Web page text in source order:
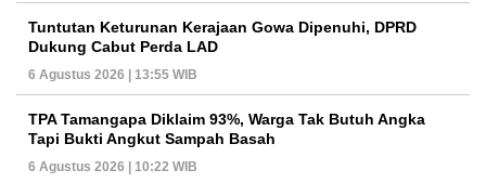
Tuntutan Keturunan Kerajaan Gowa Dipenuhi, DPRD
Dukung Cabut Perda LAD
6 Agustus 2026 | 13:55 WIB
TPA Tamangapa Diklaim 93%, Warga Tak Butuh Angka
Tapi Bukti Angkut Sampah Basah
6 Agustus 2026 | 10:22 WIB